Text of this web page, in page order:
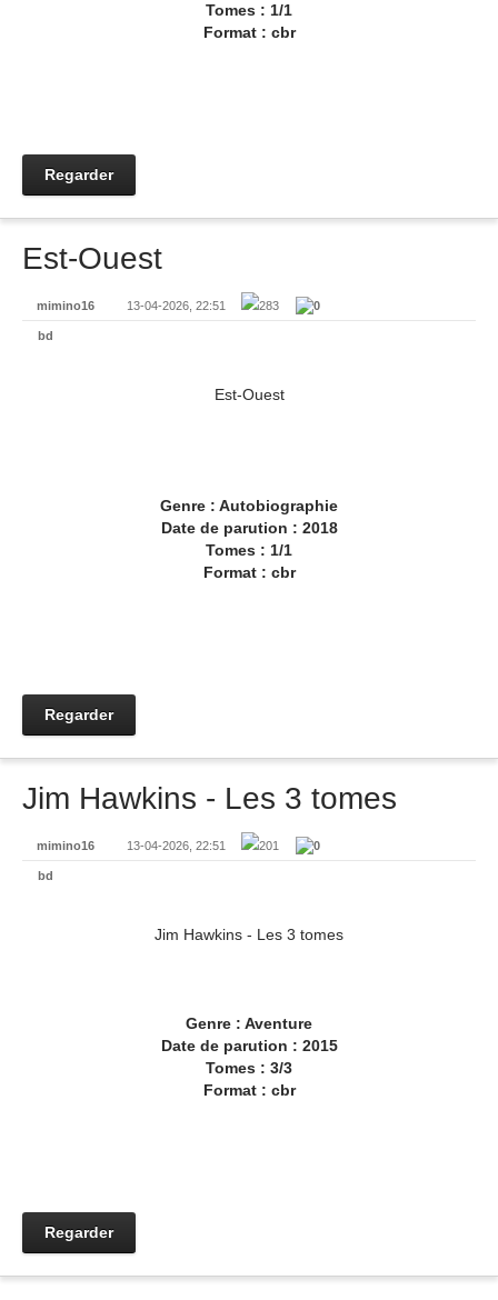
Tomes : 1/1
Format : cbr
Regarder
Est-Ouest
mimino16 13-04-2026, 22:51 283 0
bd
Est-Ouest
Genre : Autobiographie
Date de parution : 2018
Tomes : 1/1
Format : cbr
Regarder
Jim Hawkins - Les 3 tomes
mimino16 13-04-2026, 22:51 201 0
bd
Jim Hawkins - Les 3 tomes
Genre : Aventure
Date de parution : 2015
Tomes : 3/3
Format : cbr
Regarder